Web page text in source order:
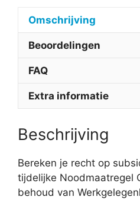
Omschrijving
Beoordelingen
FAQ
Extra informatie
Beschrijving
Bereken je recht op
tijdelijke Noodmaatregel
behoud van